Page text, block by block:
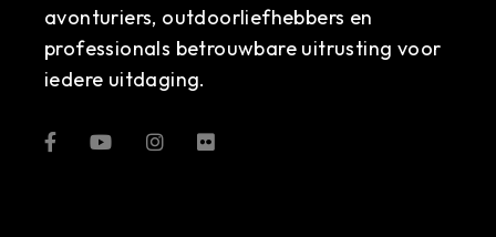
avonturiers, outdoorliefhebbers en
professionals betrouwbare uitrusting voor
iedere uitdaging.